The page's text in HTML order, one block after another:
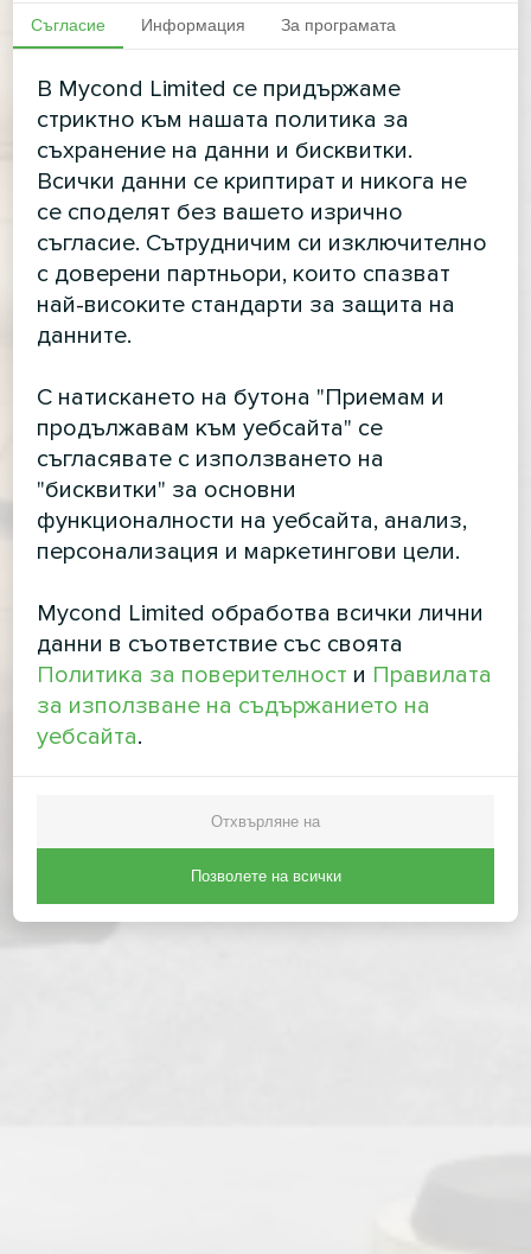
Съгласие Информация За програмата
В Mycond Limited се придържаме
стриктно към нашата политика за
съхранение на данни и бисквитки.
Всички данни се криптират и никога не
се споделят без вашето изрично
съгласие. Сътрудничим си изключително
с доверени партньори, които спазват
най-високите стандарти за защита на
данните.
С натискането на бутона "Приемам и
продължавам към уебсайта" се
съгласявате с използването на
"бисквитки" за основни
функционалности на уебсайта, анализ,
персонализация и маркетингови цели.
Mycond Limited обработва всички лични
данни в съответствие със своята
Политика за поверителност и Правилата
за използване на съдържанието на
уебсайта.
Отхвърляне на
Позволете на всички